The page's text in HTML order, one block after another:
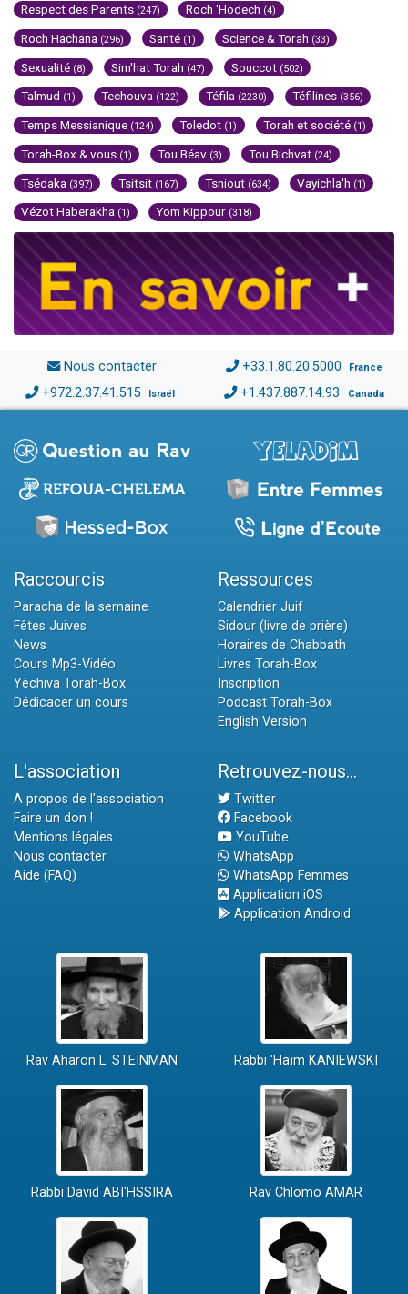
Respect des Parents (247) Roch 'Hodech (4)
Roch Hachana (296) Santé (1) Science & Torah (33)
Sexualité (8) Sim'hat Torah (47) Souccot (502)
Talmud (1) Techouva (122) Téfila (2230) Téfilines (356)
Temps Messianique (124) Toledot (1) Torah et société (1)
Torah-Box & vous (1) Tou Béav (3) Tou Bichvat (24)
Tsédaka (397) Tsitsit (167) Tsniout (634) Vayichla'h (1)
Vézot Haberakha (1) Yom Kippour (318)
Nous contacter +33.1.80.20.5000 France
+972.2.37.41.515 Israël +1.437.887.14.93 Canada
Raccourcis
Paracha de la semaine
Fêtes Juives
News
Cours Mp3-Vidéo
Yéchiva Torah-Box
Dédicacer un cours
Ressources
Calendrier Juif
Sidour (livre de prière)
Horaires de Chabbath
Livres Torah-Box
Inscription
Podcast Torah-Box
English Version
L'association
A propos de l'association
Faire un don !
Mentions légales
Nous contacter
Aide (FAQ)
Retrouvez-nous...
Twitter
Facebook
YouTube
WhatsApp
WhatsApp Femmes
Application iOS
Application Android
Rav Aharon L. STEINMAN Rabbi 'Haïm KANIEWSKI
Rabbi David ABI'HSSIRA Rav Chlomo AMAR